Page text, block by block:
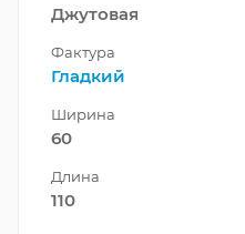
Джутовая
Фактура
Гладкий
Ширина
60
Длина
110